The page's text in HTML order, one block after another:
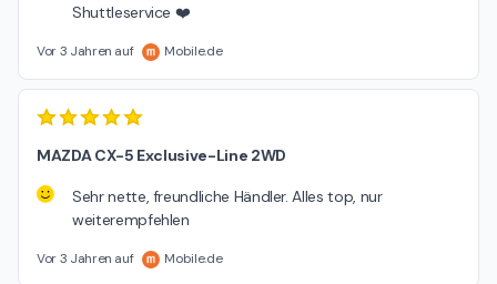
Shuttleservice ❤️
Vor 3 Jahren auf Mobile.de
MAZDA CX-5 Exclusive-Line 2WD
Sehr nette, freundliche Händler. Alles top, nur
weiterempfehlen
Vor 3 Jahren auf Mobile.de